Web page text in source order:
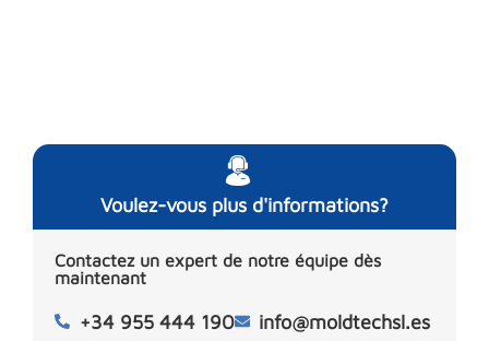
Voulez-vous plus d'informations?
Contactez un expert de notre équipe dès
maintenant
+34 955 444 190 info@moldtechsl.es